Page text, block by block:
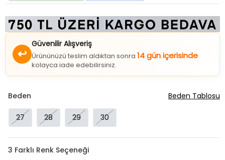
↩
Güvenilir Alışveriş
Ürününüzü teslim aldıktan sonra 14 gün içerisinde
kolayca iade edebilirsiniz.
Beden
27 28 29 30
Beden Tablosu
3 Farklı Renk Seçeneği